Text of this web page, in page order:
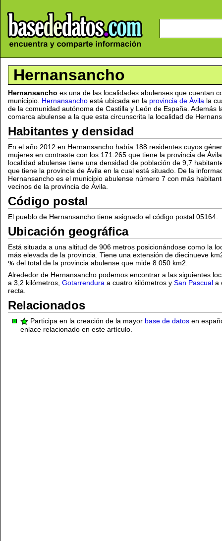
Hernansancho
Hernansancho es una de las localidades abulenses que cuentan
municipio. Hernansancho está ubicada en la provincia de Ávila la
de la comunidad autónoma de Castilla y León de España. Además
comarca abulense a la que esta circunscrita la localidad de
Habitantes y densidad
En el año 2012 en Hernansancho había 188 residentes cuyos
mujeres en contraste con los 171.265 que tiene la provincia de
localidad abulense tiene una densidad de población de 9,7
que tiene la provincia de Ávila en la cual está situado. De la
Hernansancho es el municipio abulense número 7 con más
vecinos de la provincia de Ávila.
Código postal
El pueblo de Hernansancho tiene asignado el código postal 05164.
Ubicación geográfica
Está situada a una altitud de 906 metros posicionándose como la
más elevada de la provincia. Tiene una extensión de diecinueve
del total de la provincia abulense que mide 8.050 km2.
Alrededor de Hernansancho podemos encontrar a las siguientes
a 3,2 kilómetros, Gotarrendura a cuatro kilómetros y San Pascual a
recta.
Relacionados
Participa en la creación de la mayor base de datos en
enlace relacionado en este artículo.